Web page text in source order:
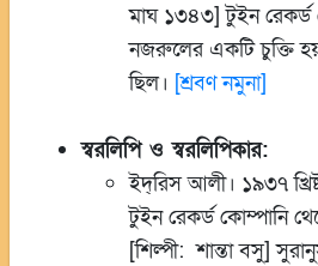
মাঘ ১৩৪৩] টুইন রেকর্ড
নজরুলের একটি চুক্তি
ছিল। [শ্রবণ নমুনা]
স্বরলিপি ও স্বরলিপিকার:
ইদ্‌রিস আলী। ১৯৩৭
টুইন রেকর্ড কোম্পানি
[শিল্পী: শান্তা বসু]